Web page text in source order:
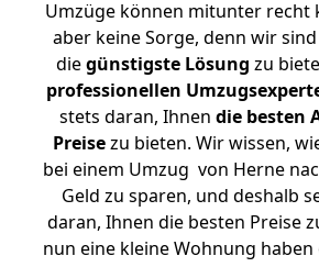
Umzüge können mitunter recht
aber keine Sorge, denn wir
diegünstigste Lösung zu
professionellen
stets daran, Ihnen die besten
Preisezu bieten. Wir wissen,
bei einem Umzug von Herne
Geld zu sparen, und deshalb
daran, Ihnen die besten Preise
nun eine kleine Wohnung